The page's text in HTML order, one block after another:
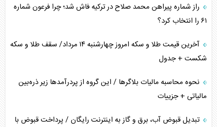
خطای راهبردی ترامپ مقابل برزیل
راز شماره پیراهن محمد صلاح در ترکیه فاش شد؛ چرا فرعون شماره
۶۱ را انتخاب کرد؟
آخرین قیمت طلا و سکه امروز چهارشنبه ۱۴ مرداد/ سقف طلا و سکه
شکست + جدول
نحوه محاسبه مالیات بلاگر‌ها / این گروه از پردرآمد‌ها زیر ذره‌بین
مالیاتی + جزییات
تبدیل قبوض آب، برق و گاز به اینترنت رایگان / پرداخت قبوض با